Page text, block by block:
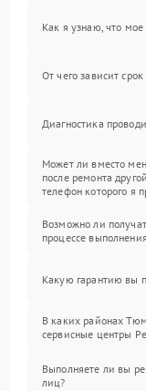
Как я узнаю, что мое
От чего зависит
Диагностика
Может ли вместо
после ремонта
телефон которого я
Возможно ли
процессе
Какую гарантию вы
В каких районах
сервисные центры
Выполняете ли вы
лиц?